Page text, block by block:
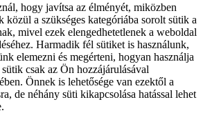
hogy javítsa az élményét, miközben
közül a szükséges kategóriába sorolt sütik a
mivel ezek elengedhetetlenek a weboldal
Harmadik fél sütiket is használunk,
elemezni és megérteni, hogyan használja
csak az Ön hozzájárulásával
Önnek is lehetősége van ezektől a
de néhány süti kikapcsolása hatással lehet